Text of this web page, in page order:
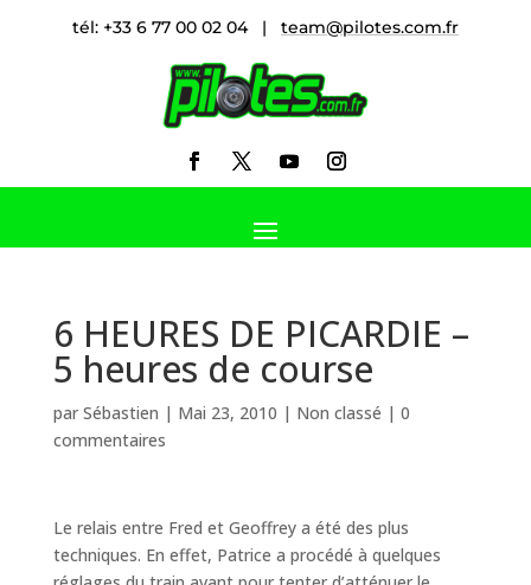
tél: +33 6 77 00 02 04 | team@pilotes.com.fr
6 HEURES DE PICARDIE –
5 heures de course
par Sébastien | Mai 23, 2010 | Non classé | 0
commentaires
Le relais entre Fred et Geoffrey a été des plus
techniques. En effet, Patrice a procédé à quelques